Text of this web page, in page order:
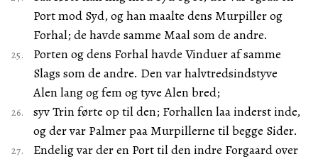
Port mod Syd, og han maalte dens Murpiller og
Forhal; de havde samme Maal som de andre.
Porten og dens Forhal havde Vinduer af samme
Slags som de andre. Den var halvtredsindstyve
Alen lang og fem og tyve Alen bred;
syv Trin førte op til den; Forhallen laa inderst inde,
og der var Palmer paa Murpillerne til begge Sider.
Endelig var der en Port til den indre Forgaard over